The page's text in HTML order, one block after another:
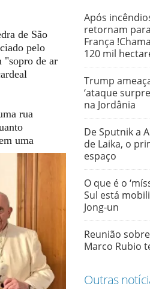
de São
pelo
"sopro de ar
rua
uma
Após
retornam
França
120 mil
Trump
‘ataque
na Jordânia
De Sputnik a
de Laika, o
espaço
O que é o
Sul está
Jong-un
Reunião
Marco Rubio
Outras